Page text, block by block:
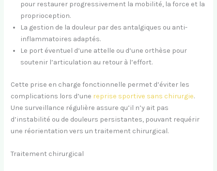
pour restaurer progressivement la mobilité, la force et la
proprioception.
La gestion de la douleur par des antalgiques ou anti-
inflammatoires adaptés.
Le port éventuel d’une attelle ou d’une orthèse pour
soutenir l’articulation au retour à l’effort.
Cette prise en charge fonctionnelle permet d’éviter les
complications lors d’une reprise sportive sans chirurgie.
Une surveillance régulière assure qu’il n’y ait pas
d’instabilité ou de douleurs persistantes, pouvant requérir
une réorientation vers un traitement chirurgical.
Traitement chirurgical